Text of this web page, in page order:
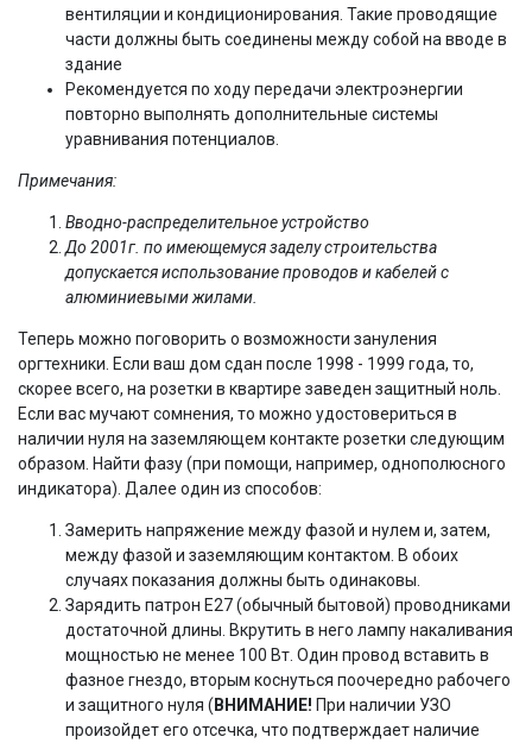
вентиляции и кондиционирования. Такие проводящие
части должны быть соединены между собой на вводе в
здание
Рекомендуется по ходу передачи электроэнергии
повторно выполнять дополнительные системы
уравнивания потенциалов.
Примечания:
Вводно-распределительное устройство
До 2001г. по имеющемуся заделу строительства
допускается использование проводов и кабелей с
алюминиевыми жилами.
Теперь можно поговорить о возможности зануления
оргтехники. Если ваш дом сдан после 1998 - 1999 года, то,
скорее всего, на розетки в квартире заведен защитный ноль.
Если вас мучают сомнения, то можно удостовериться в
наличии нуля на заземляющем контакте розетки следующим
образом. Найти фазу (при помощи, например, однополюсного
индикатора). Далее один из способов:
Замерить напряжение между фазой и нулем и, затем,
между фазой и заземляющим контактом. В обоих
случаях показания должны быть одинаковы.
Зарядить патрон Е27 (обычный бытовой) проводниками
достаточной длины. Вкрутить в него лампу накаливания
мощностью не менее 100 Вт. Один провод вставить в
фазное гнездо, вторым коснуться поочередно рабочего
и защитного нуля ( ВНИМАНИЕ! При наличии УЗО
произойдет его отсечка, что подтверждает наличие